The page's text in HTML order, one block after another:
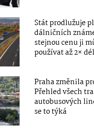
Stát prodlužuje
dálničních
stejnou cenu ji
používat až 2×
Praha změnila
Přehled všech
autobusových
se to týká